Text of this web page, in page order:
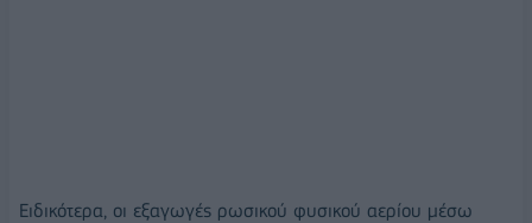
Ειδικότερα, οι εξαγωγές ρωσικού φυσικού αερίου μέσω